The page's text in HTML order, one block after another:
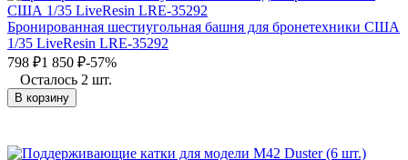
Бронированная шестиугольная башня для бронетехники США
1/35 LiveResin LRE-35292
798 ₽1 850 ₽-57%
Осталось 2 шт.
В корзину